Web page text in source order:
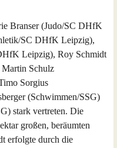
Branser (Judo/SC DHfK
SC DHfK Leipzig),
Leipzig), Roy Schmidt
Schulz
Sorgius
(Schwimmen/SSG)
stark vertreten. Die
großen, beräumten
erfolgte durch die